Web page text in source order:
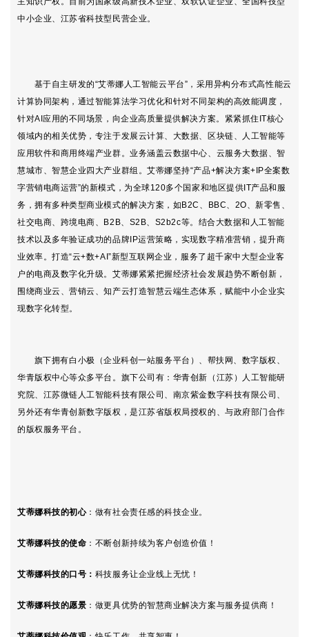
中小企业、江苏省科技型民营企业。
基于自主研发的“艾蒂娜人工智能云平台”，采用异构分布式高性能云
计算协同架构，通过智能算法学习优化和针对不同架构的高效能调度，
针对AI应用的不同场景，向企业高质量提供解决方案。紧紧抓住IT核心
领域内的相关优势，专注于发展云计算、大数据、区块链、人工智能等
应用软件和商用终端产业群。业务涵盖云数据中心、云服务大数据、智
慧城市、智慧企业四大产业群组。艾蒂娜坚持“产品+解决方案+IP全案数
字营销电商运营”的新模式，为全球120多个国家和地区提供IT产品和服
务，拥有多种类型商业模式的解决方案，如B2C、BBC、2O、新零售、
社交电商、跨境电商、B2B、S2B、S2b2c等。结合大数据和人工智能
技术以及多年验证成功的品牌IP运营策略，实现数字精准营销，提升商
业效率。打造“云+数+AI”新型互联网企业，服务了超千家中大型企业客
户的电商及数字化升级。艾蒂娜紧紧把握经济社会发展趋势不断创新，
围绕商业云、营销云、知产云打造智慧云端生态体系，赋能中小企业实
现数字化转型。
旗下拥有白小极（企业科创一站服务平台）、帮扶网、数字版权、
华青版权中心等众多平台。旗下公司有：华青创新（江苏）人工智能研
究院、江苏微链人工智能科技有限公司、南京紫金数字科技有限公司、
另外还有华青创新数字版权，是江苏省版权局授权的、与政府部门合作
的版权服务平台。
艾蒂娜科技的初心： 做有社会责任感的科技企业。
艾蒂娜科技的使命 ：不断创新持续为客户创造价值！
艾蒂娜科技的口号 ： 科技服务让企业线上无忧！
艾蒂娜科技的愿景 ：做更具优势的智慧商业解决方案与服务提供商！